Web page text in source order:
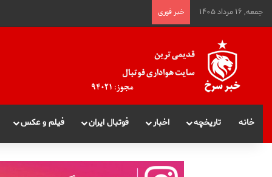
جمعه, ۱۶ مرداد ۱۴۰۵ خبر فوری
خانه تاریخچه اخبار فوتبال ایران فیلم و عکس